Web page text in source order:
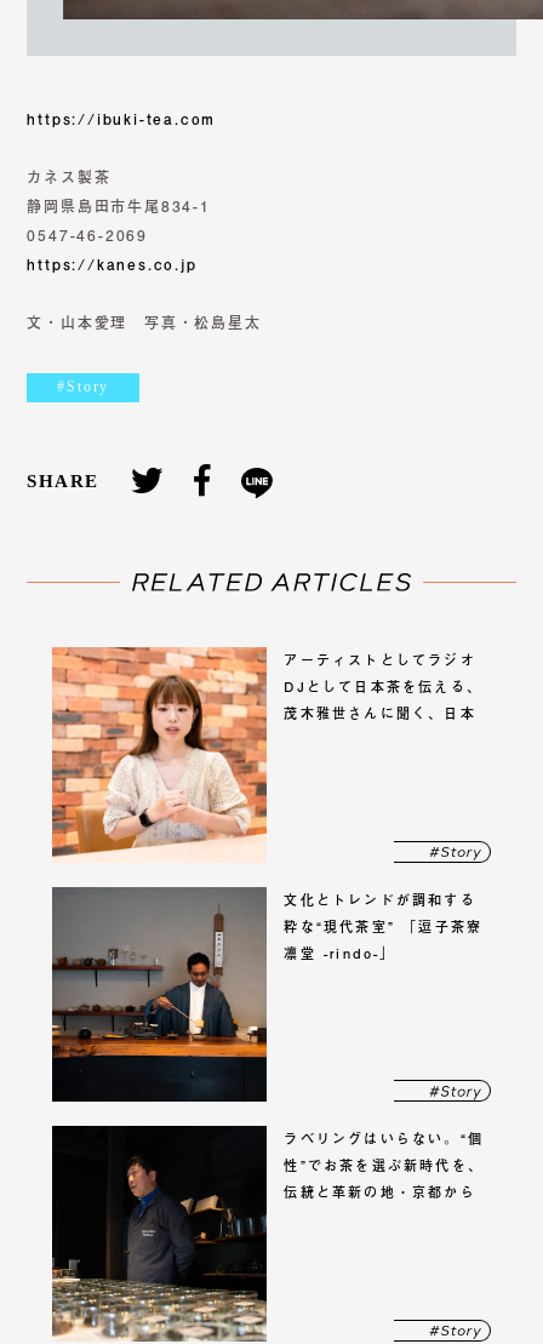
https://ibuki-tea.com
カネス製茶
静岡県島田市牛尾834-1
0547-46-2069
https://kanes.co.jp
文・山本愛理 写真・松島星太
#Story
SHARE
アーティストとしてラジオ
DJとして日本茶を伝える、
茂木雅世さんに聞く、 日本
文化とトレンドが調和する
粋な“現代茶室” 「逗子茶寮
凛堂 -rindo-」
ラベリングはいらない。“個
性”でお茶を選ぶ新時代を、
伝統と革新の地・京都から